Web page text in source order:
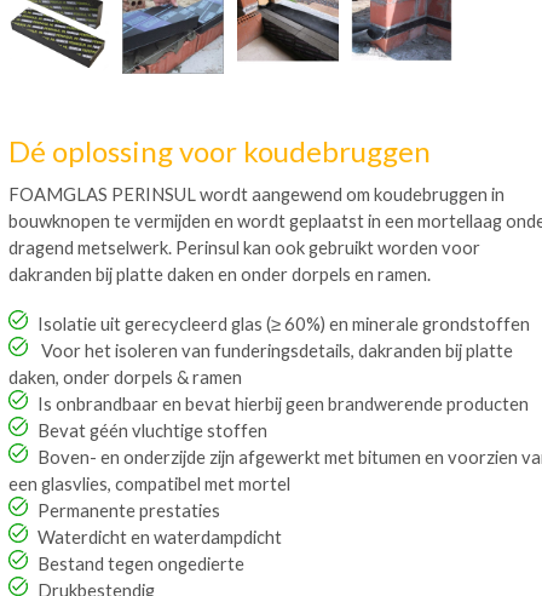
Dé oplossing voor koudebruggen
FOAMGLAS PERINSUL wordt aangewend om koudebruggen in
bouwknopen te vermijden en wordt geplaatst in een mortellaag
dragend metselwerk. Perinsul kan ook gebruikt worden voor
dakranden bij platte daken en onder dorpels en ramen.
Isolatie uit gerecycleerd glas (≥ 60%) en minerale grondstoffen
Voor het isoleren van funderingsdetails, dakranden bij platte
daken, onder dorpels & ramen
Is onbrandbaar en bevat hierbij geen brandwerende producten
Bevat géén vluchtige stoffen
Boven- en onderzijde zijn afgewerkt met bitumen en voorzien
een glasvlies, compatibel met mortel
Permanente prestaties
Waterdicht en waterdampdicht
Bestand tegen ongedierte
Drukbestendig